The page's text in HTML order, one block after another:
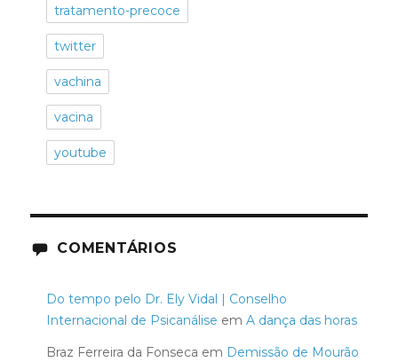
tratamento-precoce
twitter
vachina
vacina
youtube
COMENTÁRIOS
Do tempo pelo Dr. Ely Vidal | Conselho
Internacional de Psicanálise em A dança das horas
Braz Ferreira da Fonseca em Demissão de Mourão